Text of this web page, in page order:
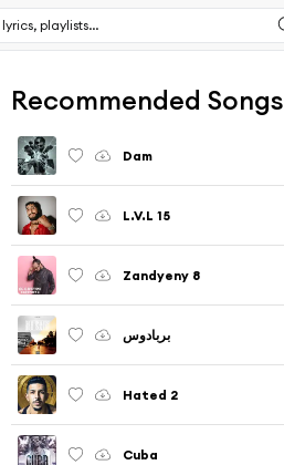
Recommended Songs
Dam
L.V.L 15
Zandyeny 8
بربادوس
Hated 2
Cuba